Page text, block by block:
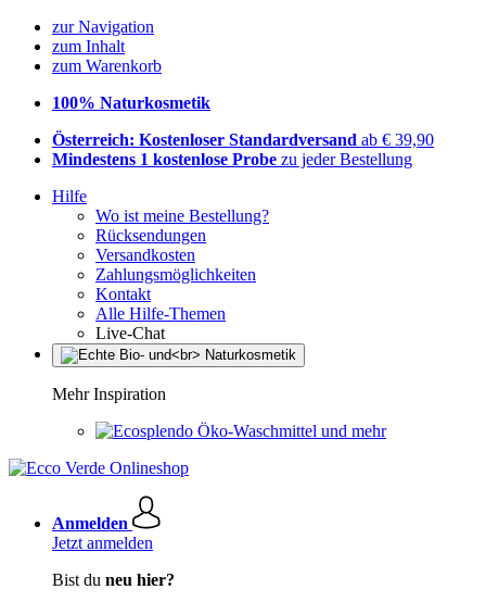
zur Navigation
zum Inhalt
zum Warenkorb
100% Naturkosmetik
Österreich: Kostenloser Standardversand ab € 39,90
Mindestens 1 kostenlose Probe zu jeder Bestellung
Hilfe
Wo ist meine Bestellung?
Rücksendungen
Versandkosten
Zahlungsmöglichkeiten
Kontakt
Alle Hilfe-Themen
Live-Chat
Mehr Inspiration
Öko-Waschmittel und mehr
Anmelden
Jetzt anmelden
Bist du neu hier?